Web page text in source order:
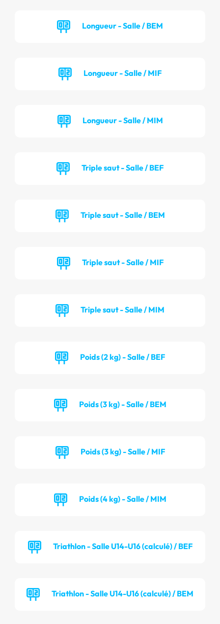
Longueur - Salle / BEM
Longueur - Salle / MIF
Longueur - Salle / MIM
Triple saut - Salle / BEF
Triple saut - Salle / BEM
Triple saut - Salle / MIF
Triple saut - Salle / MIM
Poids (2 kg) - Salle / BEF
Poids (3 kg) - Salle / BEM
Poids (3 kg) - Salle / MIF
Poids (4 kg) - Salle / MIM
Triathlon - Salle U14-U16 (calculé) / BEF
Triathlon - Salle U14-U16 (calculé) / BEM